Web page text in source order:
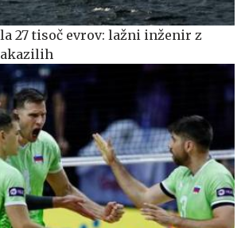
27 tisoč evrov: lažni inženir z